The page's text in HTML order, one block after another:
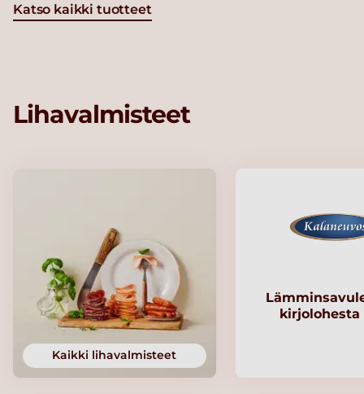
Katso kaikki tuotteet
Lihavalmisteet
Kaikki lihavalmisteet
kirjolohesta